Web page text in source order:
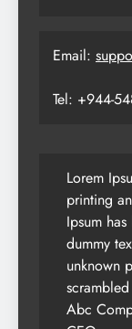
Email:
Tel: +944-
Lorem
printing
Ipsum
dummy
unknown
Abc